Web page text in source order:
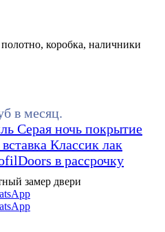
коробка, наличники
в месяц.